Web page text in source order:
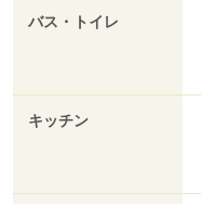
バス・トイレ
キッチン